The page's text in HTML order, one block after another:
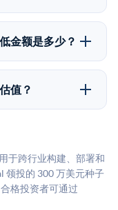
易，代表双方处
二级市场将股份出
或被收购。两
测的，投资者应
金额是多少？
投资金额为
份供应情况而有
值？
流动性不足和信
能与实际交易价
于跨行业构建、部署和
领投的 300 万美元种子
格投资者可通过